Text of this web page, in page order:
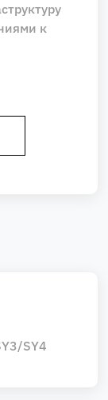
к
SY4